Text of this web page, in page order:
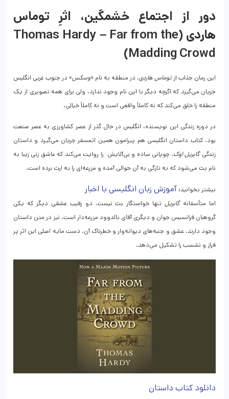
دور از اجتماع خشمگین، اثرِ توماس
هاردی (Thomas Hardy – Far from the
Madding Crowd)
این رمان جذاب ازتوماس هاردی، در منطقه به نام «وسکس» در جنوب غربی انگلیس
جریان می‌گیرد که اگرچه دیگر با این نام وجود ندارد، ولی برای همه تصویری از یک
منطقه را خلق می‌کند که نه کاملاً واقعی است و نه کاملاً خیالی.
در دوره زندگی این نویسنده، انگلیس در حال گذر از عصر کشاورزی به عصر صنعت
بود. کتاب داستان انگلیسی هم پیرامون همین اتمسفر جریان می‌گیرد و داستان
زندگیگابریل اوک، چوپانی ساده و بی‌آلایش را روایت می‌کند که عاشق زنی زیبا به
نام بث می‌شود که به تازگی به آن حوالی آمده و مزرعه‌ای را به ارث برده است.
بیشتر بخوانید: آموزش زبان انگلیسی با اخبار
اما متأسفانهگابریلتنها خواستگار بث نیست، دو رقیب عشقی دیگر که یکی
گروهبان فرانسیس جوان و دیگری آقای بالدوود مزرعه‌دار است، نیز در متن داستان
وجود دارند. عشق و جنبه‌های دیوانه‌وار و خطرناک آن، دست مایه اصلی این اثر پر
فراز و نشسب را تشکیل می‌دهد.
دانلود کتاب داستان